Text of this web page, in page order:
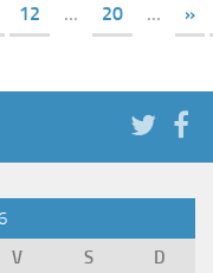
12 ... 20 ...
»
V S D